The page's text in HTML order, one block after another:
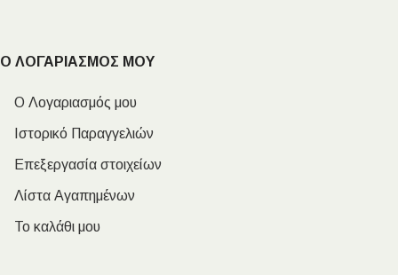
Ο ΛΟΓΑΡΙΑΣΜΟΣ ΜΟΥ
Ο Λογαριασμός μου
Ιστορικό Παραγγελιών
Επεξεργασία στοιχείων
Λίστα Αγαπημένων
Το καλάθι μου